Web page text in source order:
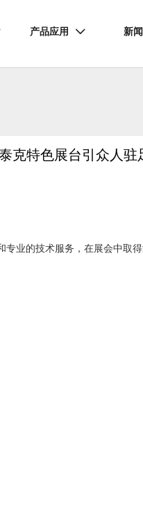
产品应用  新
克特色展台引众人驻
业的技术服务，在展会中取